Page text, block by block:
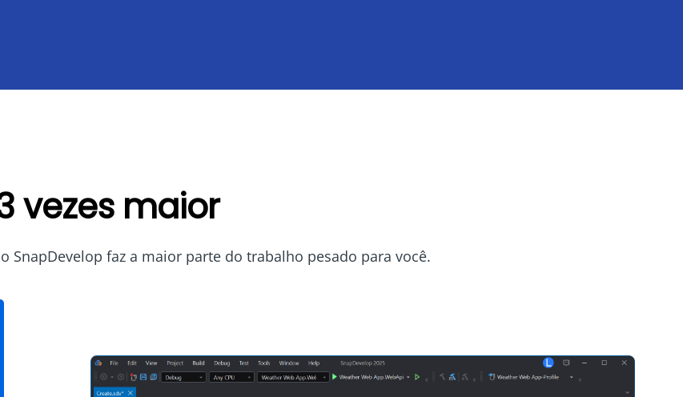
vezes maior
SnapDevelop faz a maior parte do trabalho pesado para você.